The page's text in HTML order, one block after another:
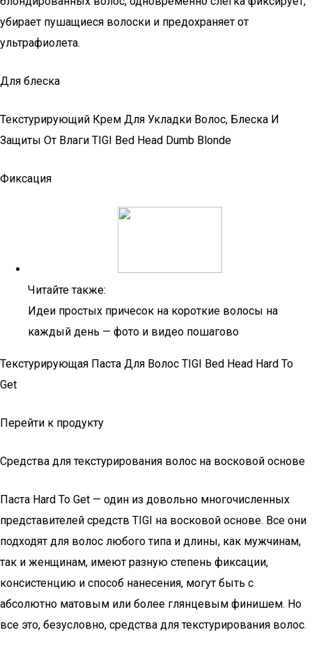
убирает пушащиеся волоски и предохраняет от
ультрафиолета.
Для блеска
Текстурирующий Крем Для Укладки Волос, Блеска И
Защиты От Влаги TIGI Bed Head Dumb Blonde
Фиксация
Читайте также:
Идеи простых причесок на короткие волосы на
каждый день — фото и видео пошагово
Текстурирующая Паста Для Волос TIGI Bed Head Hard To
Get
Перейти к продукту
Средства для текстурирования волос на восковой основе
Паста Hard To Get — один из довольно многочисленных
представителей средств TIGI на восковой основе. Все они
подходят для волос любого типа и длины, как мужчинам,
так и женщинам, имеют разную степень фиксации,
консистенцию и способ нанесения, могут быть с
абсолютно матовым или более глянцевым финишем. Но
все это, безусловно, средства для текстурирования волос.